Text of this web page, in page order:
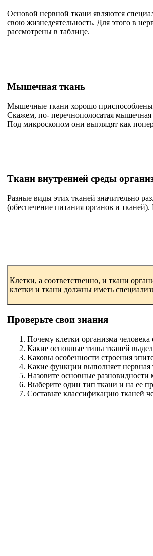
Основой нервной ткани являются
свою жизнедеятельность. Для этого в
рассмотрены в таблице.
Мышечная ткань
Мышечные ткани хорошо приспособлены
Скажем, по- перечнополосатая мышечная
Под микроскопом они выглядят как
Ткани внутренней среды
Разные виды этих тканей значительно
(обеспечение питания органов и
Клетки, а соответственно, и ткани
клетки и ткани должны иметь
Проверьте свои знания
Почему клетки организма человека
Какие основные типы тканей
Каковы особенности строения
Какие функции выполняет нервная
Назовите основные
Выберите один тип ткани и на ее
Составьте классификацию тканей